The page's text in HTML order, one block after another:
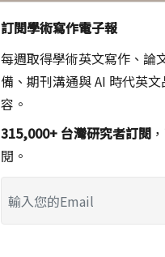
訂閱學術寫作電子報
每週取得學術英文寫作、論
備、期刊溝通與 AI 時代英
容。
315,000+ 台灣研究者訂閱
閱。